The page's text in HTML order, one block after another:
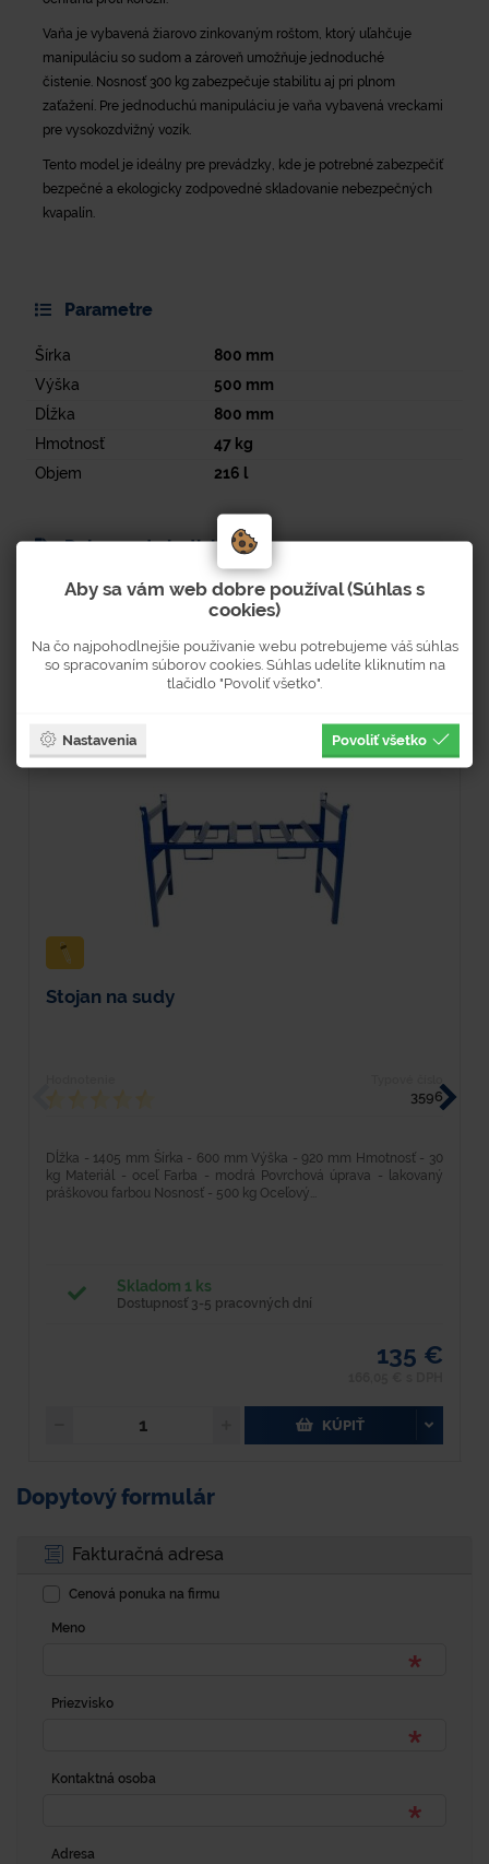
Vaňa je vybavená žiarovo zinkovaným roštom, ktorý uľahčuje
manipuláciu so sudom a zároveň umožňuje jednoduché
čistenie. Nosnosť 300 kg zabezpečuje stabilitu aj pri plnom
zaťažení. Pre jednoduchú manipuláciu je vaňa vybavená vreckami
pre vysokozdvižný vozík.
Tento model je ideálny pre prevádzky, kde je potrebné zabezpečiť
bezpečné a ekologicky zodpovedné skladovanie nebezpečných
kvapalín.
Parametre
Šírka 800 mm
Výška
500 mm
Dĺžka
800 mm
Hmotnosť
47kg
Objem
216 l
Dokumenty k stiahnutiu
Strana v tlačenom katalógu: 138
Stojan na sudy
3596
Dĺžka - 1405 mm Šírka - 600 mm Výška - 920 mm Hmotnosť - 30
kg Materiál - oceľ Farba - modrá Povrchová úprava - lakovaný
práškovou farbou Nosnosť - 500 kg Oceľový...
Skladom 1 ks
Dostupnosť 3-5 pracovných dní
135 €
KÚPIŤ
Dopytový formulár
Fakturačná adresa
Cenová ponuka na firmu
Meno
Priezvisko
Kontaktná osoba
Adresa
Aby sa vám web dobre používal (Súhlas s
cookies)
Na čo najpohodlnejšie používanie webu potrebujeme váš súhlas
so spracovaním súborov cookies. Súhlas udelíte kliknutím na
tlačidlo "Povoliť všetko".
Nastavenia Povoliť všetko